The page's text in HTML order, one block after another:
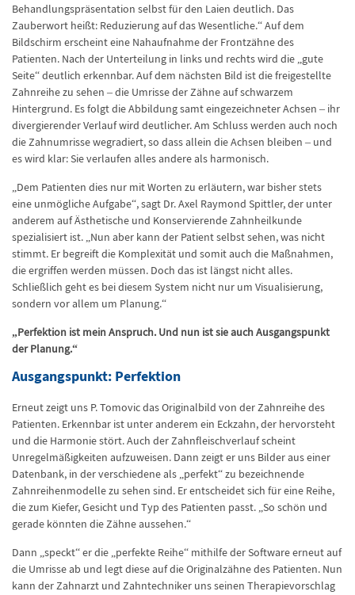
Behandlungspräsentation selbst für den Laien deutlich. Das
Zauberwort heißt: Reduzierung auf das Wesentliche.“ Auf dem
Bildschirm erscheint eine Nahaufnahme der Frontzähne des
Patienten. Nach der Unterteilung in links und rechts wird die „gute
Seite“ deutlich erkennbar. Auf dem nächsten Bild ist die freigestellte
Zahnreihe zu sehen – die Umrisse der Zähne auf schwarzem
Hintergrund. Es folgt die Abbildung samt eingezeichneter Achsen – ihr
divergierender Verlauf wird deutlicher. Am Schluss werden auch noch
die Zahnumrisse wegradiert, so dass allein die Achsen bleiben – und
es wird klar: Sie verlaufen alles andere als harmonisch.
„Dem Patienten dies nur mit Worten zu erläutern, war bisher stets
eine unmögliche Aufgabe“, sagt Dr. Axel Raymond Spittler, der unter
anderem auf Ästhetische und Konservierende Zahnheilkunde
spezialisiert ist. „Nun aber kann der Patient selbst sehen, was nicht
stimmt. Er begreift die Komplexität und somit auch die Maßnahmen,
die ergriffen werden müssen. Doch das ist längst nicht alles.
Schließlich geht es bei diesem System nicht nur um Visualisierung,
sondern vor allem um Planung.“
„Perfektion ist mein Anspruch. Und nun ist sie auch Ausgangspunkt
der Planung.“
Ausgangspunkt: Perfektion
Erneut zeigt uns P. Tomovic das Originalbild von der Zahnreihe des
Patienten. Erkennbar ist unter anderem ein Eckzahn, der hervorsteht
und die Harmonie stört. Auch der Zahnfleischverlauf scheint
Unregelmäßigkeiten aufzuweisen. Dann zeigt er uns Bilder aus einer
Datenbank, in der verschiedene als „perfekt“ zu bezeichnende
Zahnreihenmodelle zu sehen sind. Er entscheidet sich für eine Reihe,
die zum Kiefer, Gesicht und Typ des Patienten passt. „So schön und
gerade könnten die Zähne aussehen.“
Dann „speckt“ er die „perfekte Reihe“ mithilfe der Software erneut auf
die Umrisse ab und legt diese auf die Originalzähne des Patienten. Nun
kann der Zahnarzt und Zahntechniker uns seinen Therapievorschlag